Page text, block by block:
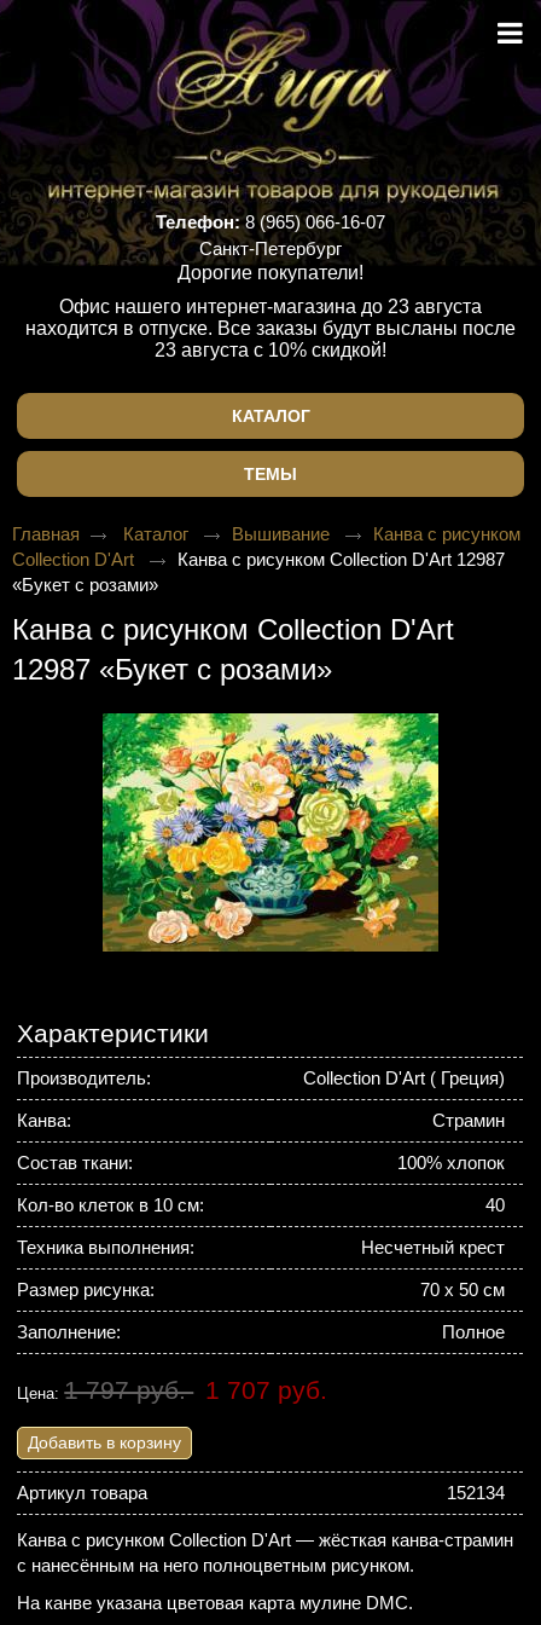
Телефон:8 (965) 066-16-07
Санкт-Петербург
Дорогие покупатели!
Офис нашего интернет-магазина до 23 августа
находится в отпуске. Все заказы будут высланы после
23 августа с 10% скидкой!
КАТАЛОГ
ТЕМЫ
Главная Каталог Вышивание
Канва с рисунком
Collection D'Art
Канва с рисунком Collection D'Art 12987
«Букет с розами»
Канва с рисунком Collection D'Art
12987 «Букет с розами»
Характеристики
Производитель: Collection D'Art ( Греция)
Канва: Страмин
Состав ткани: 100% хлопок
Кол-во клеток в 10 см: 40
Техника выполнения: Несчетный крест
Размер рисунка: 70 х 50 см
Заполнение: Полное
Цена:1 797 руб. 1 707 руб.
Добавить в корзину
Артикул товара 152134
Канва с рисунком Collection D'Art — жёсткая канва-страмин
с нанесённым на него полноцветным рисунком.
На канве указана цветовая карта мулине DMC.